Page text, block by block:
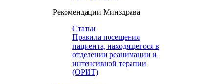
Рекомендации Минздрава
Статьи
Правила посещения
пациента, находящегося в
отделении реанимации и
интенсивной терапии
(ОРИТ)